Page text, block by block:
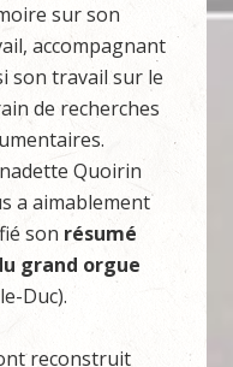
sur son
accompagnant
son travail sur le
de recherches
Quoirin
a aimablement
son résumé
grand orgue
Duc).
reconstruit